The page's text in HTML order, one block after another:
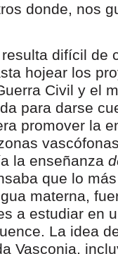
donde, nos
difícil de
hojear los
Civil y el
para darse
promover la
la enseñanza
que lo
materna,
a estudiar en
La idea
Vasconia,